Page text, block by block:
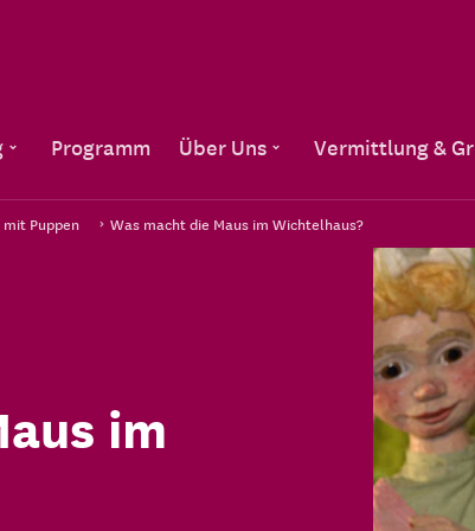
Programm Über Uns Vermittlung &
Puppen Was macht die Maus im Wichtelhaus?
im